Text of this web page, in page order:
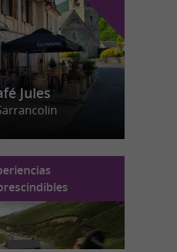
Jules